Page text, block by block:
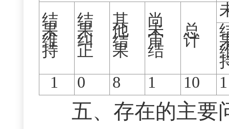
结
果
维
持
结
果
纠
正
其
他
结
果
尚
未
审
结
总
计
1
0 8 1 10 1
五、存在的主要